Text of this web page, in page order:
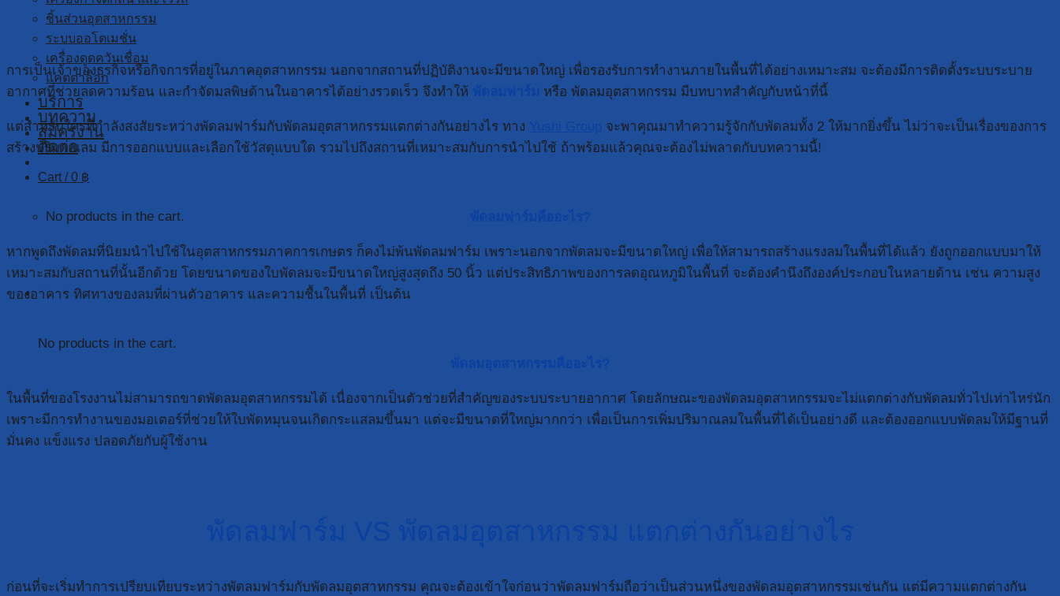
ชิ้นส่วนอุตสาหกรรม
ระบบออโตเมชั่น
เครื่องดูดควันเชื่อม
แคตตาล็อก
บริการ
บทความ
สมัครงาน
ติดต่อ
Cart /0 ฿
No products in the cart.
Cart
No products in the cart.
การเป็นเจ้าของธุรกิจหรือกิจการที่อยู่ในภาคอุตสาหกรรม นอกจากสถานที่ปฏิบัติงานจะมีขนาดใหญ่ เพื่อรองรับการทำงานภายในพื้นที่ได้อย่างเหมาะสม จะต้องมีการติดตั้งระบบระบาย
อากาศที่ช่วยลดความร้อน และกำจัดมลพิษด้านในอาคารได้อย่างรวดเร็ว จึงทำให้
หรือ พัดลมอุตสาหกรรม มีบทบาทสำคัญกับหน้าที่นี้
แต่สำหรับใครที่กำลังสงสัยระหว่างพัดลมฟาร์มกับพัดลมอุตสาหกรรมแตกต่างกันอย่างไร ทาง
จะพาคุณมาทำความรู้จักกับพัดลมทั้ง 2 ให้มากยิ่งขึ้น ไม่ว่าจะเป็นเรื่องของการ
สร้างปริมาณลม มีการออกแบบและเลือกใช้วัสดุแบบใด รวมไปถึงสถานที่เหมาะสมกับการนำไปใช้ ถ้าพร้อมแล้วคุณจะต้องไม่พลาดกับบทความนี้!
หากพูดถึงพัดลมที่นิยมนำไปใช้ในอุตสาหกรรมภาคการเกษตร ก็คงไม่พ้นพัดลมฟาร์ม เพราะนอกจากพัดลมจะมีขนาดใหญ่ เพื่อให้สามารถสร้างแรงลมในพื้นที่ได้แล้ว ยังถูกออกแบบมาให้
เหมาะสมกับสถานที่นั้นอีกด้วย โดยขนาดของใบพัดลมจะมีขนาดใหญ่สูงสุดถึง 50 นิ้ว แต่ประสิทธิภาพของการลดอุณหภูมิในพื้นที่ จะต้องคำนึงถึงองค์ประกอบในหลายด้าน เช่น ความสูง
ของอาคาร ทิศทางของลมที่ผ่านตัวอาคาร และความชื้นในพื้นที่ เป็นต้น
ในพื้นที่ของโรงงานไม่สามารถขาดพัดลมอุตสาหกรรมได้ เนื่องจากเป็นตัวช่วยที่สำคัญของระบบระบายอากาศ โดยลักษณะของพัดลมอุตสาหกรรมจะไม่แตกต่างกับพัดลมทั่วไปเท่าไหร่นัก
เพราะมีการทำงานของมอเตอร์ที่ช่วยให้ใบพัดหมุนจนเกิดกระแสลมขึ้นมา แต่จะมีขนาดที่ใหญ่มากกว่า เพื่อเป็นการเพิ่มปริมาณลมในพื้นที่ได้เป็นอย่างดี และต้องออกแบบพัดลมให้มีฐานที่
มั่นคง แข็งแรง ปลอดภัยกับผู้ใช้งาน
ก่อนที่จะเริ่มทำการเปรียบเทียบระหว่างพัดลมฟาร์มกับพัดลมอุตสาหกรรม คุณจะต้องเข้าใจก่อนว่าพัดลมฟาร์มถือว่าเป็นส่วนหนึ่งของพัดลมอุตสาหกรรมเช่นกัน แต่มีความแตกต่างกัน